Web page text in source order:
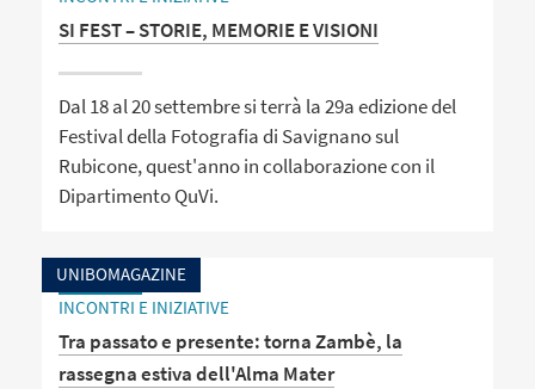
SI FEST – STORIE, MEMORIE E VISIONI
Dal 18 al 20 settembre si terrà la 29a edizione del
Festival della Fotografia di Savignano sul
Rubicone, quest'anno in collaborazione con il
Dipartimento QuVi.
UNIBOMAGAZINE
INCONTRI E INIZIATIVE
Tra passato e presente: torna Zambè, la
rassegna estiva dell'Alma Mater